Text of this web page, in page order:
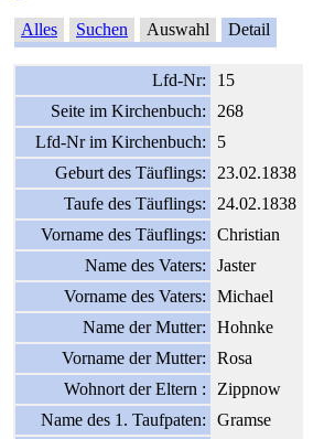
Alles Suchen Auswahl Detail
Lfd-Nr:
15
Seite im Kirchenbuch:
268
Lfd-Nr im Kirchenbuch:
5
Geburt des Täuflings:
23.02.1838
Taufe des Täuflings:
24.02.1838
Vorname des Täuflings:
Christian
Name des Vaters:
Jaster
Vorname des Vaters:
Michael
Name der Mutter:
Hohnke
Vorname der Mutter:
Rosa
Wohnort der Eltern :
Zippnow
Name des 1. Taufpaten:
Gramse